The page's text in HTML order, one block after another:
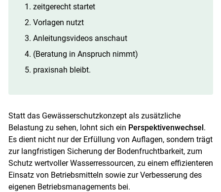
zeitgerecht startet
Vorlagen nutzt
Anleitungsvideos anschaut
(Beratung in Anspruch nimmt)
praxisnah bleibt.
Statt das Gewässerschutzkonzept als zusätzliche
Belastung zu sehen, lohnt sich ein Perspektivenwechsel.
Es dient nicht nur der Erfüllung von Auflagen, sondern trägt
zur langfristigen Sicherung der Bodenfruchtbarkeit, zum
Schutz wertvoller Wasserressourcen, zu einem effizienteren
Einsatz von Betriebsmitteln sowie zur Verbesserung des
eigenen Betriebsmanagements bei.